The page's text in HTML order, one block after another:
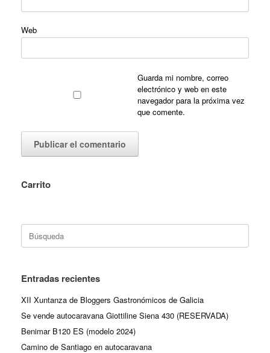
Web
Guarda mi nombre, correo
electrónico y web en este
navegador para la próxima vez
que comente.
Carrito
Buscar:
Entradas recientes
XII Xuntanza de Bloggers Gastronómicos de Galicia
Se vende autocaravana Giottiline Siena 430 (RESERVADA)
Benimar B120 ES (modelo 2024)
Camino de Santiago en autocaravana